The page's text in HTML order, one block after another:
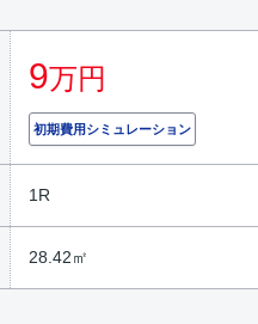
9万円
初期費用シミュレーション
1R
28.42㎡